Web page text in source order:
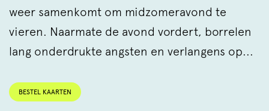
weer samenkomt om midzomeravond te
vieren. Naarmate de avond vordert, borrelen
lang onderdrukte angsten en verlangens op...
BESTEL KAARTEN